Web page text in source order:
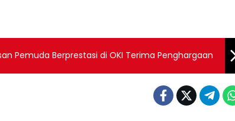
Pemuda Berprestasi di OKI Terima Penghargaan